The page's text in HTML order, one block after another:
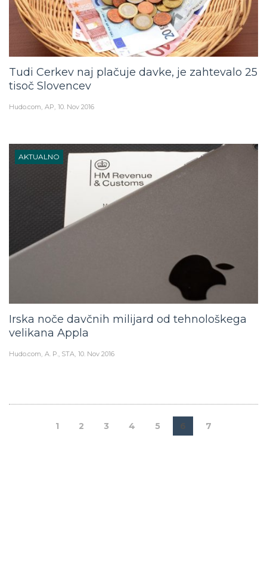
Tudi Cerkev naj plačuje davke, je zahtevalo 25
tisoč Slovencev
Hudo.com AP 10. Nov 2016
AKTUALNO
Irska noče davčnih milijard od tehnološkega
velikana Appla
Hudo.com A. P., STA 10. Nov 2016
1 2 3 4 5 6 7